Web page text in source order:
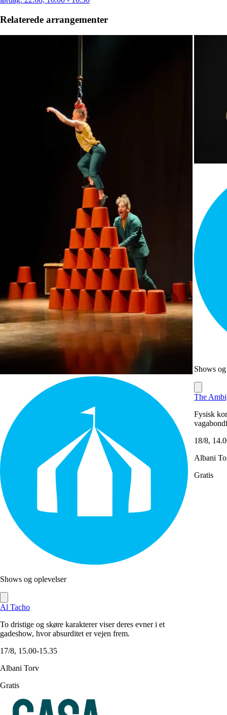
Relaterede arrangementer
Shows og oplevelser
Al Tacho
To dristige og skøre karakterer viser deres evner i et
gadeshow, hvor absurditet er vejen frem.
17/8, 15.00-15.35
Albani Torv
Gratis
Shows
The
Fysisk
18/8,
Albani
Gratis